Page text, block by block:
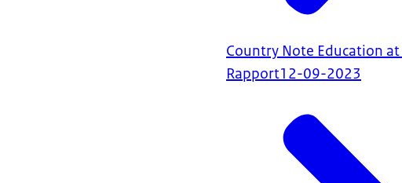
Country Note Education at
Rapport12-09-2023